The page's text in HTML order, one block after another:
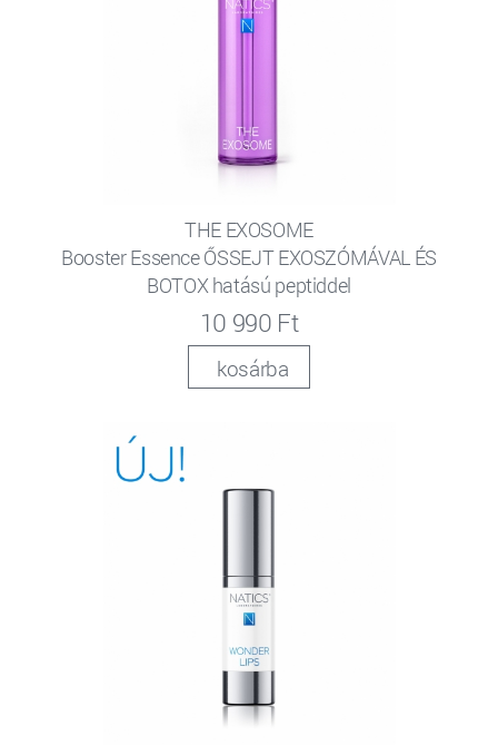
THE EXOSOME
Booster Essence ŐSSEJT EXOSZÓMÁVAL ÉS
BOTOX hatású peptiddel
10 990 Ft
kosárba